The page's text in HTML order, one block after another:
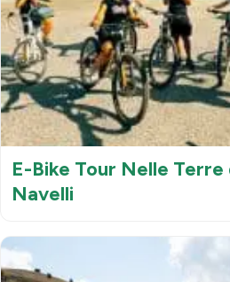
E-Bike Tour Nelle
Navelli